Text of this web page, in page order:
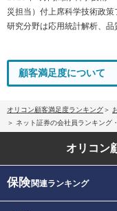
災担当）付上席科学技術政策
研究分野は応用統計解析、品
顧客満足度について
オリコン顧客満足度ランキング
ネット証券の会社員ランキング
オリコン
保険関連ランキング